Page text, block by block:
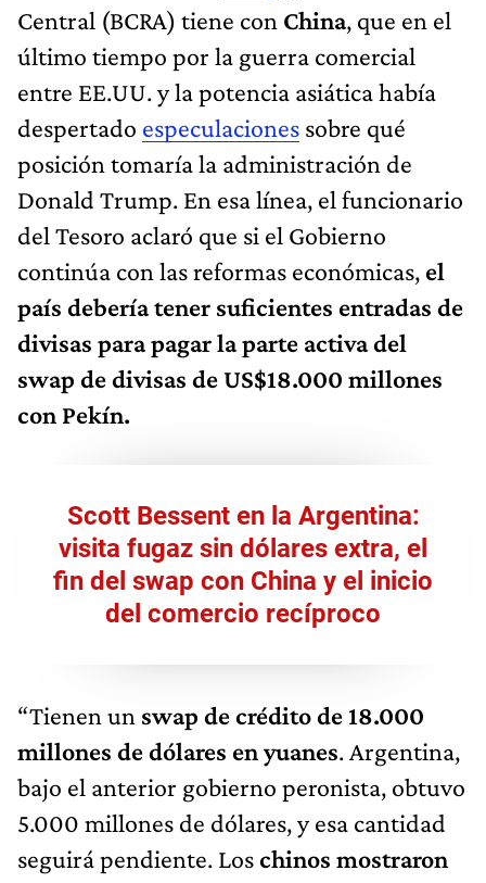
Central (BCRA) tiene con China, que en el
último tiempo por la guerra comercial
entre EE.UU. y la potencia asiática había
despertado especulaciones sobre qué
posición tomaría la administración de
Donald Trump. En esa línea, el funcionario
del Tesoro aclaró que si el Gobierno
continúa con las reformas económicas, el
país debería tener suficientes entradas de
divisas para pagar la parte activa del
swap de divisas de US$18.000 millones
con Pekín.
Scott Bessent en la Argentina:
visita fugaz sin dólares extra, el
fin del swap con China y el inicio
del comercio recíproco
“Tienen un swap de crédito de 18.000
millones de dólares en yuanes. Argentina,
bajo el anterior gobierno peronista, obtuvo
5.000 millones de dólares, y esa cantidad
seguirá pendiente. Loschinos mostraron